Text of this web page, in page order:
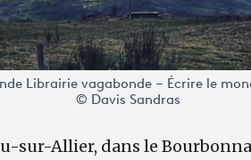
Librairie vagabonde – Écrire le
© Davis Sandras
sur-Allier, dans le